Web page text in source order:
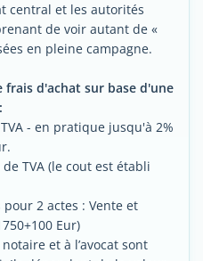
central et les autorités
de voir autant de «
en pleine campagne.
frais d'achat sur base d'une
- en pratique jusqu'à 2%
TVA (le cout est établi
2 actes : Vente et
Eur)
et à l’avocat sont